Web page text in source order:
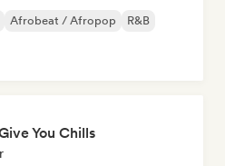
Afrobeat / Afropop
R&B
You Chills